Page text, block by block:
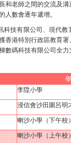
和老師之間的交流及
人數會逐年遞增。
技有限公司、現代教
香港特別行政區教育
數碼科技有限公司全力
李陞小學
浸信會沙田圍呂明
喇沙小學（下午校
喇沙小學（上午校